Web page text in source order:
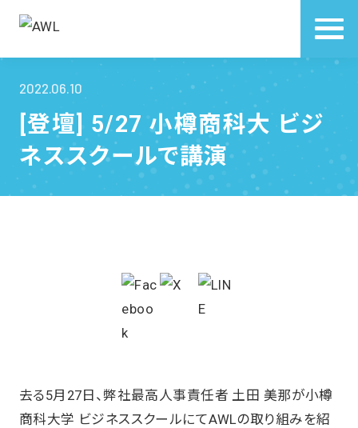
2022.06.10
[登壇] 5/27 小樽商科大 ビジ
ネススクールで講演
去る5月27日、弊社最高人事責任者 土田 美那が小樽
商科大学 ビジネススクールにてAWLの取り組みを紹